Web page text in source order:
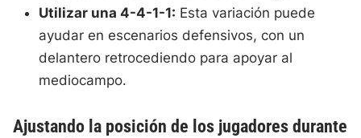
Utilizar una 4-4-1-1: Esta variación puede
ayudar en escenarios defensivos, con un
delantero retrocediendo para apoyar al
mediocampo.
Ajustando la posición de los jugadores durante